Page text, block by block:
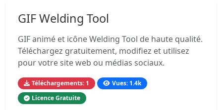
GIF Welding Tool
GIF animé et icône Welding Tool de haute qualité.
Téléchargez gratuitement, modifiez et utilisez
pour votre site web ou médias sociaux.
Téléchargements: 1
Vues: 1.4k
Licence Gratuite